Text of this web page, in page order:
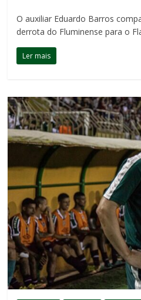
O auxiliar Eduardo Barros
derrota do Fluminense para o
Ler mais